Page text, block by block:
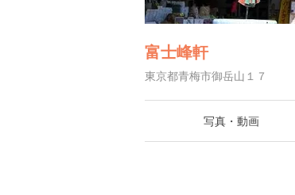
富士峰軒
東京都青梅市御岳山１７
写真・動画